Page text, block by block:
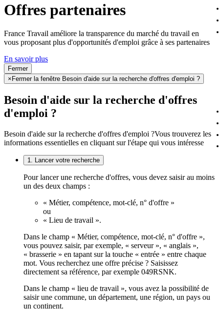
Offres partenaires
France Travail améliore la transparence du marché du travail en
vous proposant plus d'opportunités d'emploi grâce à ses partenaires
En savoir plus
Fermer
× Fermer la fenêtre Besoin d'aide sur la recherche d'offres d'emploi ?
Besoin d'aide sur la recherche d'offres
d'emploi ?
Besoin d'aide sur la recherche d'offres d'emploi ?Vous trouverez les
informations essentielles en cliquant sur l'étape qui vous intéresse
1. Lancer votre recherche
Pour lancer une recherche d'offres, vous devez saisir au moins
un des deux champs :
« Métier, compétence, mot-clé, n° d'offre »
ou
« Lieu de travail ».
Dans le champ « Métier, compétence, mot-clé, n° d'offre »,
vous pouvez saisir, par exemple, « serveur », « anglais »,
« brasserie » en tapant sur la touche « entrée » entre chaque
mot. Vous recherchez une offre précise ? Saisissez
directement sa référence, par exemple 049RSNK.
Dans le champ « lieu de travail », vous avez la possibilité de
saisir une commune, un département, une région, un pays ou
un continent.